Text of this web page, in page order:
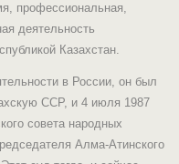
профессиональная,
деятельность
Казахстан.
в России, он был
ССР, и 4 июля 1987
совета народных
Алма-Атинского